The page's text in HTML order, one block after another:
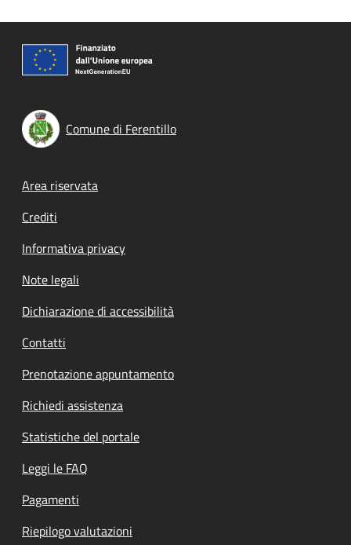
Comune di Ferentillo
Footer menu
Area riservata
Crediti
Informativa privacy
Note legali
Dichiarazione di accessibilità
Contatti
Prenotazione appuntamento
Richiedi assistenza
Statistiche del portale
Leggi le FAQ
Pagamenti
Riepilogo valutazioni